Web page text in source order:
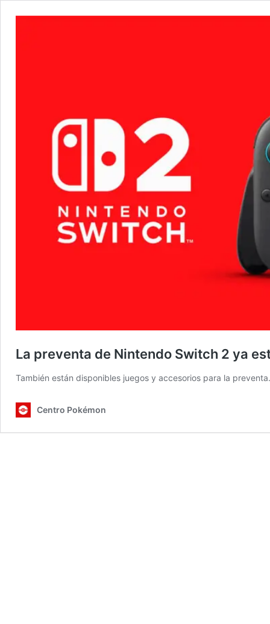
La preventa de Nintendo Switch 2 ya
También están disponibles juegos y accesorios para la preventa.
Centro Pokémon